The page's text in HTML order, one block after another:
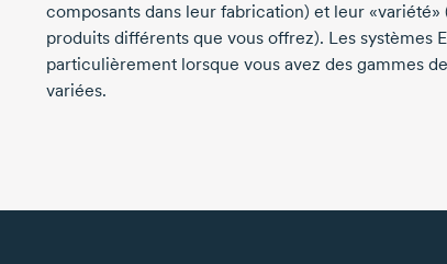
composants dans leur fabrication) et leur
produits différents que vous offrez). Les systèmes
particulièrement lorsque vous avez des gammes
variées.